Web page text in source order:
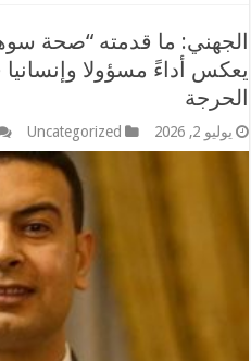
الجهني: ما قدمته “صحة
يعكس أداءً مسؤولا
الحرجة
يوليو 2, 2026 Uncategorized